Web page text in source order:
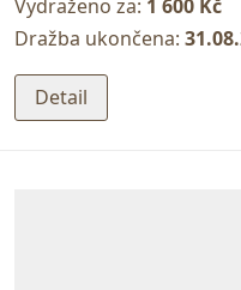
Vydraženo za: 1 600 Kč
Dražba ukončena:
Detail